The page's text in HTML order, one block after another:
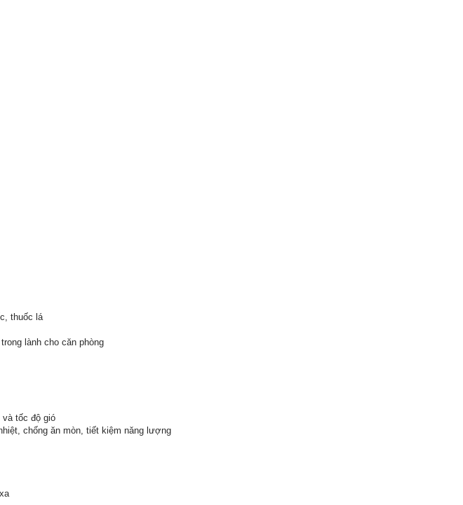
thuốc lá
lành cho căn phòng
tốc độ gió
chống ăn mòn, tiết kiệm năng lượng